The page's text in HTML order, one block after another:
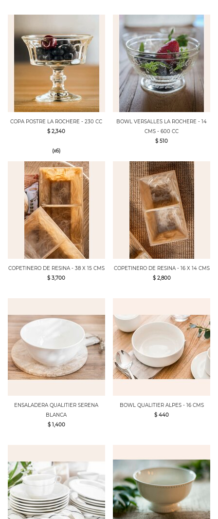
COPA POSTRE LA ROCHERE - 230 CC
$ 2,340
(x6)
BOWL VERSALLES LA ROCHERE - 14
CMS - 600 CC
$ 510
COPETINERO DE RESINA - 38 X 15 CMS
$ 3,700
COPETINERO DE RESINA - 16 X 14 CMS
$ 2,800
ENSALADERA QUALITIER SERENA
BLANCA
$ 1,400
BOWL QUALITIER ALPES - 16 CMS
$ 440